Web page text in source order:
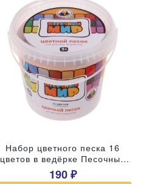
Набор цветного песка 16
цветов в ведёрке Песочный
мир
190 ₽